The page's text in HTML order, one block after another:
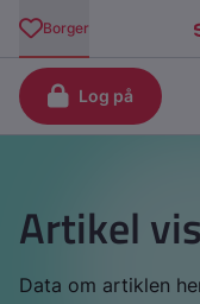
Artikel
Data om artiklen